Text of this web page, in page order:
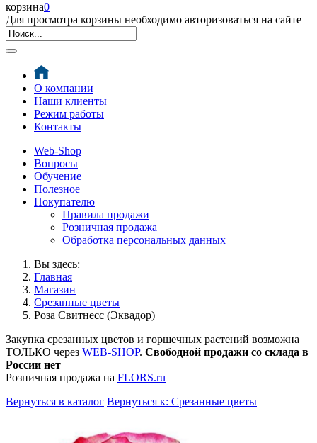
корзина0
Для просмотра корзины необходимо авторизоваться на сайте
О компании
Наши клиенты
Режим работы
Контакты
Web-Shop
Вопросы
Обучение
Полезное
Покупателю
Правила продажи
Розничная продажа
Обработка персональных данных
Вы здесь:
Главная
Магазин
Срезанные цветы
Роза Свитнесс (Эквадор)
Закупка срезанных цветов и горшечных растений возможна
ТОЛЬКО через WEB-SHOP. Свободной продажи со склада в
России нет
Розничная продажа на FLORS.ru
Вернуться в каталог Вернуться к: Срезанные цветы